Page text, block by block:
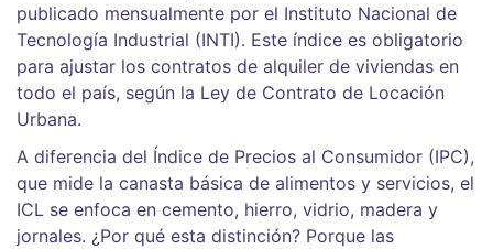
publicado mensualmente por el Instituto Nacional de
Tecnología Industrial (INTI). Este índice es obligatorio
para ajustar los contratos de alquiler de viviendas en
todo el país, según la Ley de Contrato de Locación
Urbana.
A diferencia del Índice de Precios al Consumidor (IPC),
que mide la canasta básica de alimentos y servicios, el
ICL se enfoca en cemento, hierro, vidrio, madera y
jornales. ¿Por qué esta distinción? Porque las